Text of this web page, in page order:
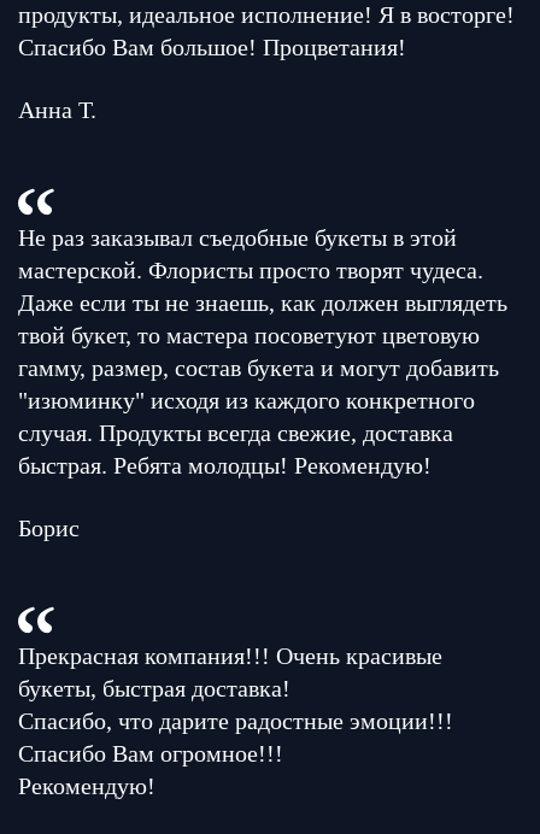
продукты, идеальное исполнение! Я в восторге!
Спасибо Вам большое! Процветания!
Анна Т.
Не раз заказывал съедобные букеты в этой
мастерской. Флористы просто творят чудеса.
Даже если ты не знаешь, как должен выглядеть
твой букет, то мастера посоветуют цветовую
гамму, размер, состав букета и могут добавить
"изюминку" исходя из каждого конкретного
случая. Продукты всегда свежие, доставка
быстрая. Ребята молодцы! Рекомендую!
Борис
Прекрасная компания!!! Очень красивые
букеты, быстрая доставка!
Спасибо, что дарите радостные эмоции!!!
Спасибо Вам огромное!!!
Рекомендую!